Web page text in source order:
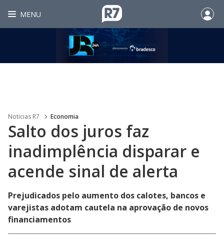
MENU
Noticias R7 Economia
Salto dos juros faz
inadimplência disparar e
acende sinal de alerta
Prejudicados pelo aumento dos calotes, bancos e
varejistas adotam cautela na aprovação de novos
financiamentos